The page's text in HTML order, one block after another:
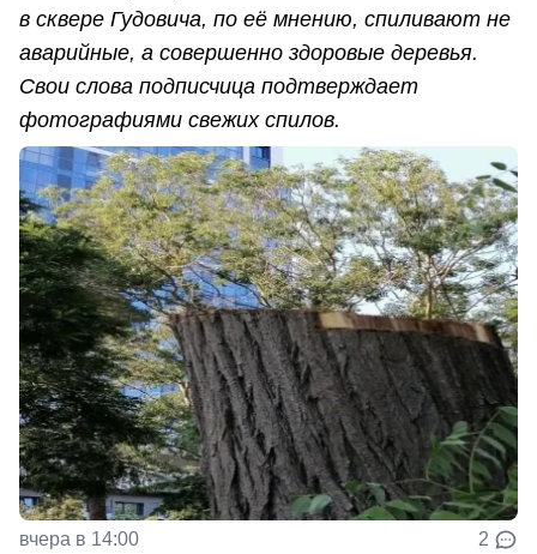
в сквере Гудовича, по её мнению, спиливают не
аварийные, а совершенно здоровые деревья.
Свои слова подписчица подтверждает
фотографиями свежих спилов.
вчера в 14:00 2